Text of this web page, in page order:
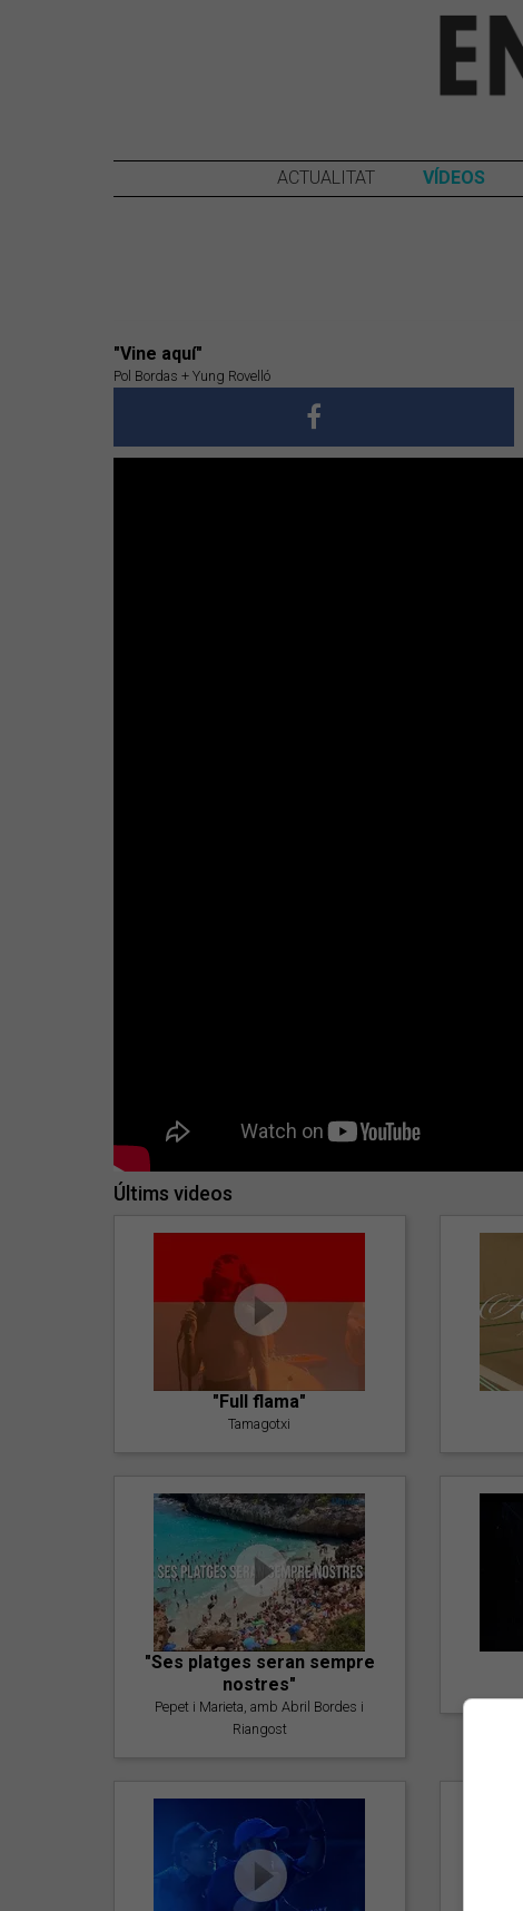
ACTUALITAT VÍDEOS
"Vine aquí"
Pol Bordas + Yung Rovelló
Últims videos
"Full flama"
Tamagotxi
"Ses platges seran sempre
nostres"
Pepet i Marieta, amb Abril Bordes i
Riangost